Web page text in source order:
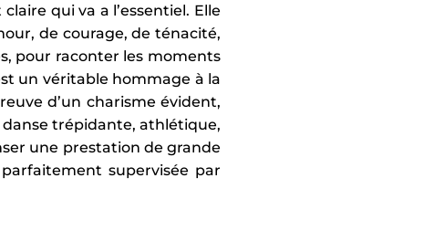
qui va a l’essentiel. Elle
de courage, de ténacité,
pour raconter les moments
un véritable hommage à la
d’un charisme évident,
danse trépidante, athlétique,
une prestation de grande
supervisée par